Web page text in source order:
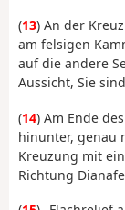
(13) An der
am felsigen
auf die andere
Aussicht, Sie
(14) Am Ende
hinunter, genau
Kreuzung mit
Richtung